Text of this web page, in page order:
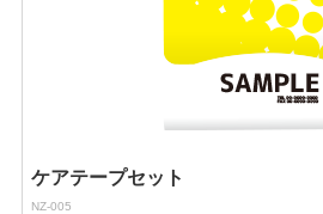
ケアテープセット
NZ-005